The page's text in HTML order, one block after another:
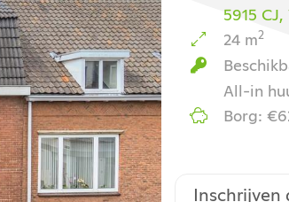
5915
24 m2
All-in
Borg:
Inschrijven